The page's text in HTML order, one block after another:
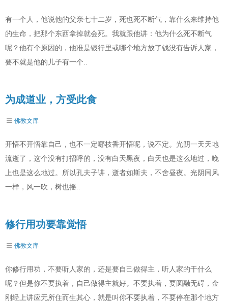
有一个人，他说他的父亲七十二岁，死也死不断气，靠什么来维持他
的生命，把那个东西拿掉就会死。我就跟他讲：他为什么死不断气
呢？他有个原因的，他准是银行里或哪个地方放了钱没有告诉人家，
要不就是他的儿子有一个..
为成道业，方受此食
佛教文库
开悟不开悟靠自己，也不一定哪枝香开悟呢，说不定。光阴一天天地
流逝了，这个没有打招呼的，没有白天黑夜，白天也是这么地过，晚
上也是这么地过。所以孔夫子讲，逝者如斯夫，不舍昼夜。光阴同风
一样，风一吹，树也摇..
修行用功要靠觉悟
佛教文库
你修行用功，不要听人家的，还是要自己做得主，听人家的干什么
呢？但是你不要执着，自己做得主就好。不要执着，要圆融无碍，金
刚经上讲应无所住而生其心，就是叫你不要执着，不要停在那个地方